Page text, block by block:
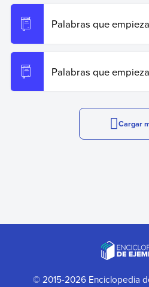
Palabras que
Palabras que
Cargar
© 2015-2026 Enciclopedia